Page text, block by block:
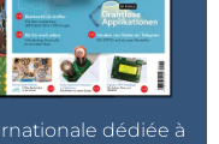
dédiée à